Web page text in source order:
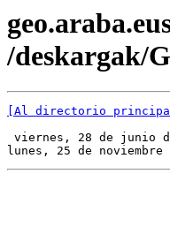
/deskargak/
[Al directorio
viernes, 28 de
lunes, 25 de